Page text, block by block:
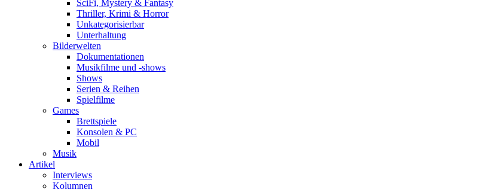
SciFi, Mystery & Fantasy
Thriller, Krimi & Horror
Unkategorisierbar
Unterhaltung
Bilderwelten
Dokumentationen
Musikfilme und -shows
Shows
Serien & Reihen
Spielfilme
Games
Brettspiele
Konsolen & PC
Mobil
Musik
Artikel
Interviews
Kolumnen